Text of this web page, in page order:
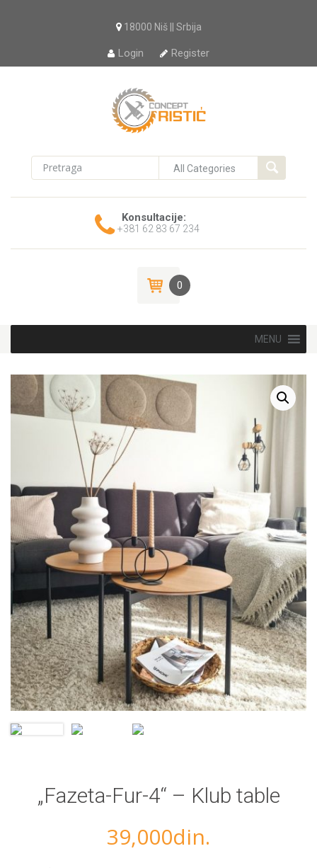
18000 Niš || Srbija
Login Register
Konsultacije:
+381 62 83 67 234
0
Skip to content
MENU
„Fazeta-Fur-4“ – Klub table
39,000din.